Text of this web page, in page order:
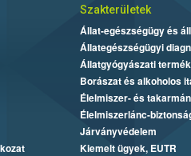
Szakterületek
Állat-egészségügy és
Állategészségügyi
Állatgyógyászati
Borászat és alkoholos
Élelmiszer- és
Élelmiszerlánc-
Járványvédelem
Kiemelt ügyek, EUTR